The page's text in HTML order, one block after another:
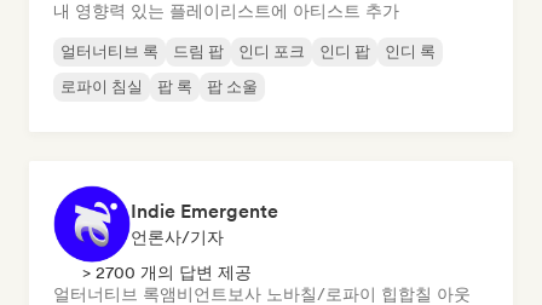
내 영향력 있는 플레이리스트에 아티스트 추가
얼터너티브 록 드림 팝 인디 포크 인디 팝
인디 록
로파이 침실
팝 록 팝 소울
Indie Emergente
언론사/기자
> 2700 개의 답변 제공
얼터너티브 록앰비언트 보사 노바칠/로파이 힙합칠 아웃